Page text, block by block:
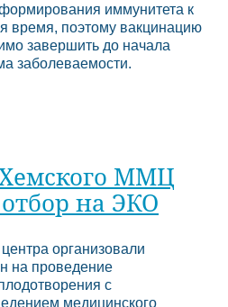
иммунитета к
время, поэтому вакцинацию
завершить до начала
заболеваемости.
ММЦ
на ЭКО
организовали
на проведение
с
медицинского